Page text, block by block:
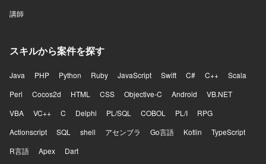
講師
スキルから案件を探す
Java PHP Python Ruby JavaScript Swift C# C++
Scala
Perl
Cocos2d HTML CSS Objective-C Android
VB.NET
VBA
VC++ C Delphi PL/SQL COBOL PL/I
RPG
Actionscript
SQL shell アセンブラ Go言語 Kotlin
TypeScript
R言語
Apex Dart